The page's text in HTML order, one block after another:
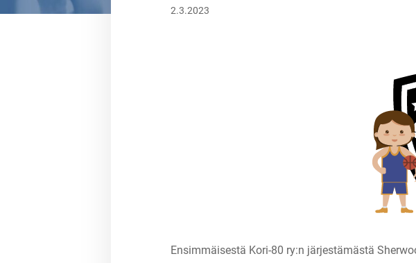
2.3.2023
Ensimmäisestä Kori-80 ry:n järjestämästä